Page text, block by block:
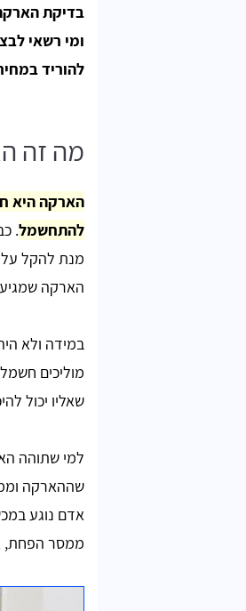
בדיקת
ומי רשאי
להוריד
מה זה
הארקה היא
להתחשמל.
מנת להקל על
הארקה
במידה ולא
מוליכים
שאליו יכול
למי שתוהה
שההארקה
אדם נוגע
ממסר הפחת,
אתר מעולה למי שמחפש